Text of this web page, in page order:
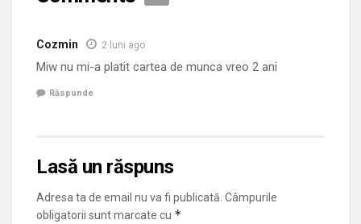
Cozmin 2 luni ago
Miw nu mi-a platit cartea de munca vreo 2 ani
Răspunde
Lasă un răspuns
Adresa ta de email nu va fi publicată. Câmpurile
obligatorii sunt marcate cu *